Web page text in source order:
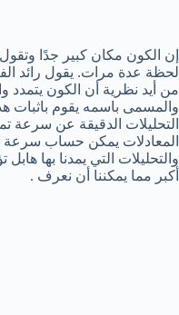
إن الكون مكان كبير جدًا
لحظة عدة مرات. يقول رائد
من أيد نظرية أن الكون يتمدد
والمسمى باسمه يقوم باثبات
التحليلات الدقيقة عن سرعة
المعادلات يمكن حساب سرعة
والتحليلات التي يمدنا بها
أكبر مما يمكننا أن نعرف .